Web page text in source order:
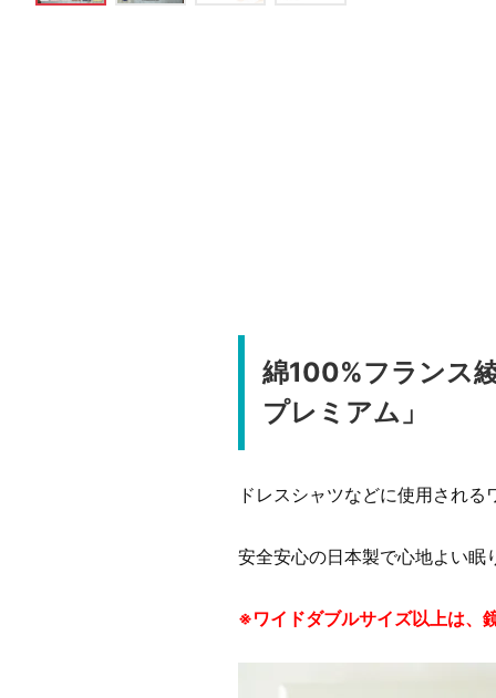
綿100%フランス
プレミアム」
ドレスシャツなどに使用され
安全安心の日本製で心地よい眠
※ワイドダブルサイズ以上は、